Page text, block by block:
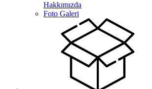
Hakkımızda
Foto Galeri